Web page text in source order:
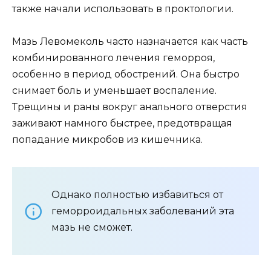
также начали использовать в проктологии.
Мазь Левомеколь часто назначается как часть
комбинированного лечения геморроя,
особенно в период обострений. Она быстро
снимает боль и уменьшает воспаление.
Трещины и раны вокруг анального отверстия
заживают намного быстрее, предотвращая
попадание микробов из кишечника.
Однако полностью избавиться от
геморроидальных заболеваний эта
мазь не сможет.